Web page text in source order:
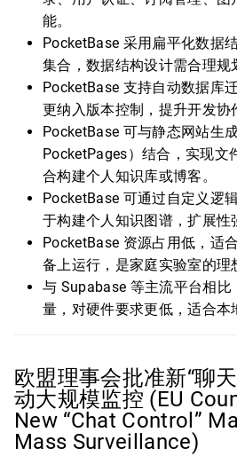
能。
PocketBase 采用扁平化数据
集合，数据结构设计需合理规
PocketBase 支持自动数据库
更纳入版本控制，提升开发协
PocketBase 可与静态网站生
PocketPages）结合，实现文
合构建个人知识库或博客。
PocketBase 可通过自定义逻
于构建个人知识图谱，扩展性
PocketBase 资源占用低，适
备上运行，是家庭实验室的理
与 Supabase 等主流平台相比
量，对硬件要求更低，适合本
欧盟理事会批准新“聊
动大规模监控 (EU
New “Chat Control”
Mass Surveillance)